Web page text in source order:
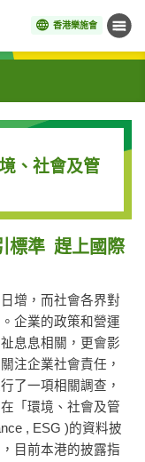
香港樂施會 目錄
、社會及管
標準 趕上國際
增，而社會各界對
企業的政策和營運
息息相關，更會影
注企業社會責任，
了一項相關調查，
「環境、社會及管
, ESG )的資料披
目前本港的披露指